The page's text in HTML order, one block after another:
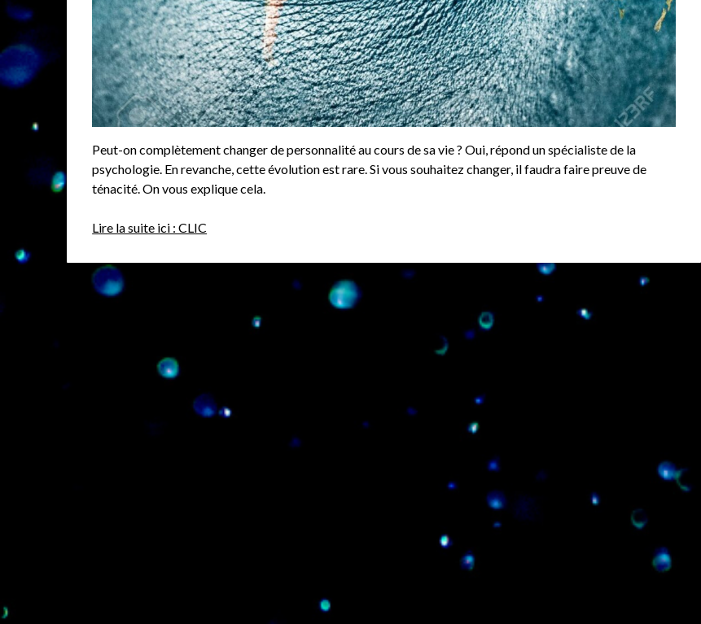
Peut-on complètement changer de personnalité au cours de sa vie ? Oui, répond un spécialiste de la
psychologie. En revanche, cette évolution est rare. Si vous souhaitez changer, il faudra faire preuve de
ténacité. On vous explique cela.
Lire la suite ici : CLIC